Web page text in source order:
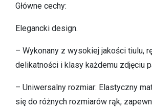
Główne cechy:
Elegancki design.
– Wykonany z wysokiej jakości tiulu,
delikatności i klasy każdemu zdjęciu
– Uniwersalny rozmiar: Elastyczny
się do różnych rozmiarów rąk,